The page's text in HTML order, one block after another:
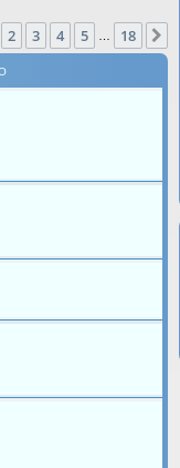
1 di
2 3 4 5 18